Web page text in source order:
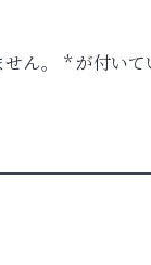
ん。 *が付いて